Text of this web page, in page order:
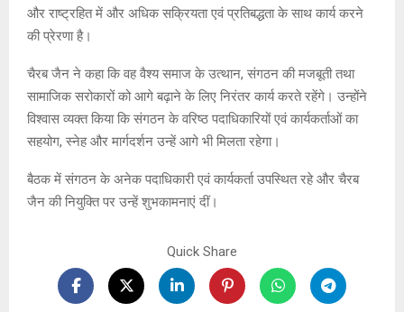
और राष्ट्रहित में और अधिक सक्रियता एवं प्रतिबद्धता के साथ कार्य करने
की प्रेरणा है।
चैरब जैन ने कहा कि वह वैश्य समाज के उत्थान, संगठन की मजबूती तथा
सामाजिक सरोकारों को आगे बढ़ाने के लिए निरंतर कार्य करते रहेंगे। उन्होंने
विश्वास व्यक्त किया कि संगठन के वरिष्ठ पदाधिकारियों एवं कार्यकर्ताओं का
सहयोग, स्नेह और मार्गदर्शन उन्हें आगे भी मिलता रहेगा।
बैठक में संगठन के अनेक पदाधिकारी एवं कार्यकर्ता उपस्थित रहे और चैरब
जैन की नियुक्ति पर उन्हें शुभकामनाएं दीं।
Quick Share